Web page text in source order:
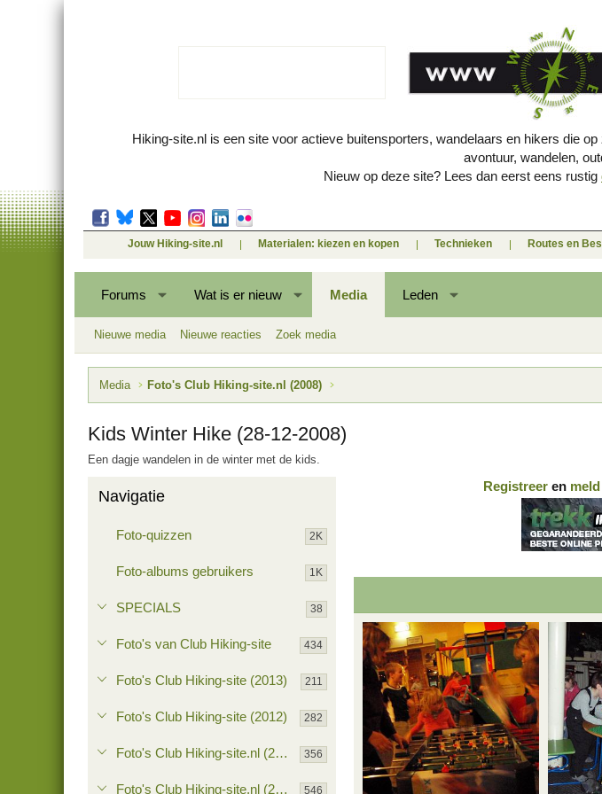
Hiking-site.nl is een site voor actieve buitensporters, wandelaars en hikers die
avontuur, wandelen,
Nieuw op deze site? Lees dan eerst eens rustig
Jouw Hiking-site.nl Materialen: kiezen en kopen Technieken Routes en
Forums Wat is er nieuw Media Leden
Nieuwe media Nieuwe reacties Zoek media
Media Foto's Club Hiking-site.nl (2008)
Kids Winter Hike (28-12-2008)
Een dagje wandelen in de winter met de kids.
Navigatie
Foto-quizzen 2K
Foto-albums gebruikers 1K
SPECIALS 38
Foto's van Club Hiking-site 434
Foto's Club Hiking-site (2013) 211
Foto's Club Hiking-site (2012) 282
Foto's Club Hiking-site.nl (2011) 356
Foto's Club Hiking-site.nl (2010) 546
Registreer en